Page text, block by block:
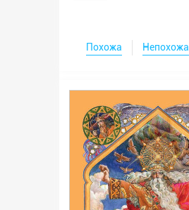
Похожа Непохожа